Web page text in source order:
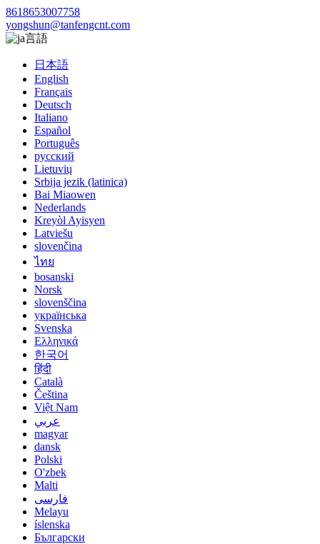
8618653007758
yongshun@tanfengcnt.com
言語
日本語
English
Français
Deutsch
Italiano
Español
Português
русский
Lietuvių
Srbija jezik (latinica)
Bai Miaowen
Nederlands
Kreyòl Ayisyen
Latviešu
slovenčina
ไทย
bosanski
Norsk
slovenščina
українська
Svenska
Ελληνικά
한국어
हिंदी
Català
Čeština
Việt Nam
عربي
magyar
dansk
Polski
O'zbek
Malti
فارسی
Melayu
íslenska
Български